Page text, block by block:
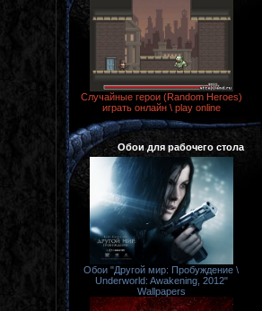
Случайные герои (Random Heroes)
играть онлайн \ play online
Обои для рабочего стола
Обои "Другой мир: Пробуждение \
Underworld: Awakening, 2012"
Wallpapers